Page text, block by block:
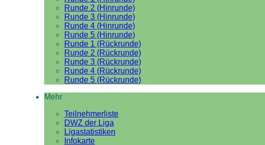
Runde 2 (Hinrunde)
Runde 3 (Hinrunde)
Runde 4 (Hinrunde)
Runde 5 (Hinrunde)
Runde 1 (Rückrunde)
Runde 2 (Rückrunde)
Runde 3 (Rückrunde)
Runde 4 (Rückrunde)
Runde 5 (Rückrunde)
Mehr
Teilnehmerliste
DWZ der Liga
Ligastatistiken
Infokarte